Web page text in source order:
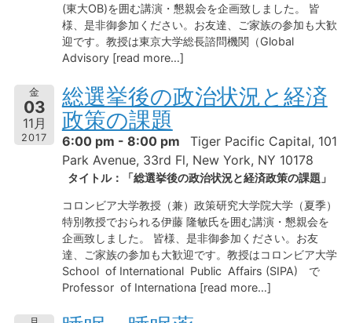
(東大OB)を囲む講演・懇親会を企画致しました。 皆
様、是非御参加ください。お友達、ご家族の参加も大歓
迎です。教授は東京大学総長諮問機関（Global
Advisory [read more…]
金
03
11月
2017
総選挙後の政治状況と経済
政策の課題
6:00 pm - 8:00 pm
Tiger Pacific Capital, 101
Park Avenue, 33rd Fl, New York, NY 10178
タイトル：「総選挙後の政治状況と経済政策の課題」
コロンビア大学教授（兼）政策研究大学院大学（夏季）
特別教授でおられる伊藤 隆敏氏を囲む講演・懇親会を
企画致しました。 皆様、是非御参加ください。お友
達、ご家族の参加も大歓迎です。教授はコロンビア大学
School of International Public Affairs (SIPA) で
Professor of Internationa [read more…]